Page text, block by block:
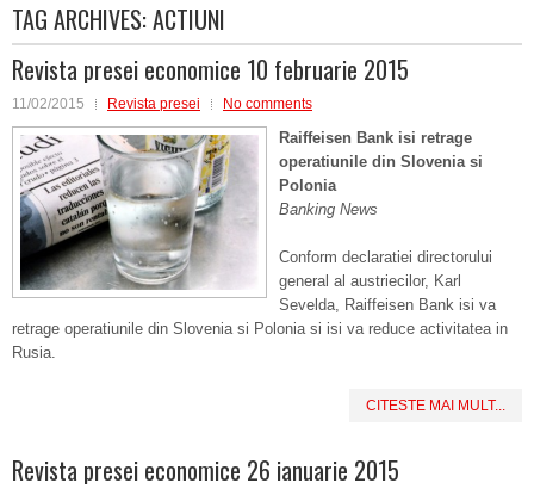
TAG ARCHIVES:ACTIUNI
Revista presei economice 10 februarie 2015
11/02/2015 Revista presei No comments
Raiffeisen Bank isi retrage
operatiunile din Slovenia si
Polonia
Banking News
Conform declaratiei directorului
general al austriecilor, Karl
Sevelda, Raiffeisen Bank isi va
retrage operatiunile din Slovenia si Polonia si isi va reduce activitatea in
Rusia.
CITESTE MAI MULT...
Revista presei economice 26 ianuarie 2015